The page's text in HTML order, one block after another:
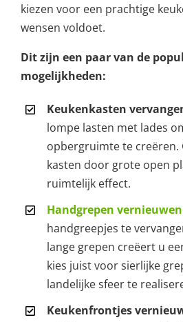
kiezen voor een prachtige
wensen voldoet.
Dit zijn een paar van de
mogelijkheden:
Keukenkasten
lompe lasten met lades
opbergruimte te creëren.
kasten door grote open
ruimtelijk effect.
Handgrepen vernieuwen
handgreepjes te
lange grepen creëert u
kies juist voor sierlijke
landelijke sfeer te
Keukenfrontjes